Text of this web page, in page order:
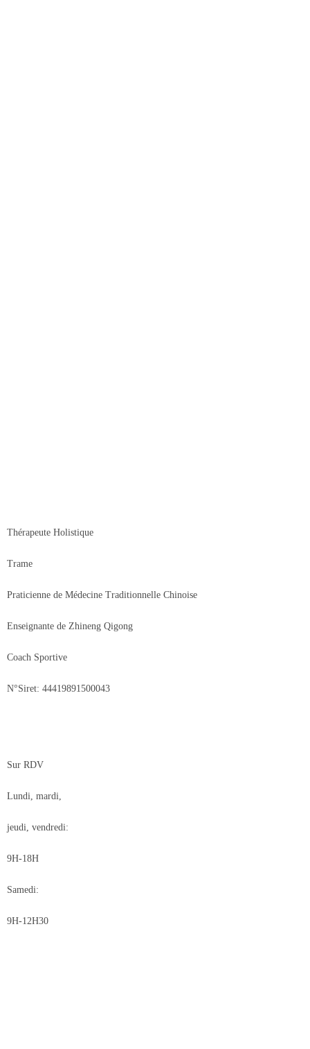
Thérapeute Holistique
Trame
Praticienne de Médecine Traditionnelle Chinoise
Enseignante de Zhineng Qigong
Coach Sportive
N°Siret: 44419891500043
Sur RDV
Lundi, mardi,
jeudi, vendredi:
9H-18H
Samedi:
9H-12H30